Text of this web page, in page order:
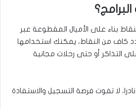
بناء على الأميال المقطوعة عبر
كاف من النقاط، يمكنك استخدامها
التذاكر أو حتى رحلات مجانية
لا تفوت فرصة التسجيل والاستفادة